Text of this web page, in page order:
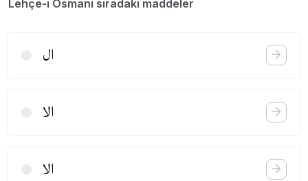
Lehçe-i Osmani sıradaki maddeler
ال
الا
الا